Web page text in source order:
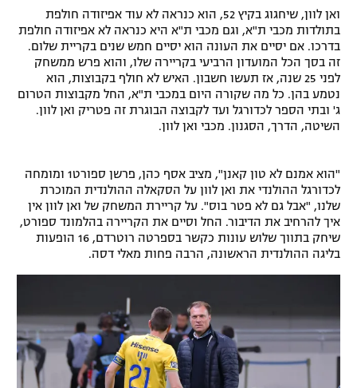
תנאי שימוש
מדיניות פרטיות
רשיון להקרנה פומבית לבית עסק
הצטרפות לחבילת הערוצים
לוח דרושים – ג'ובנט
המגזין
ספורט אתגרי ואקסטרים
אומנויות לחימה
גיימינג E-Sports
ואן לוון, שיחגוג בקיץ 52, הוא כנראה לא עוד אפיזודה חולפת
בתולדות מכבי ת"א, וגם מכבי ת"א היא כנראה לא אפיזודה חולפת
בדרכו. אם יסיים את העונה הוא יסיים חמש שנים בקריית שלום.
זה בסך הכל המועדון הרביעי בקריירה שלו, והוא פרש ממשחק
לפני 25 שנה, אז תעשו חשבון. האיש לא חולף בקבוצות, הוא
נטמע בהן. כל מה שקורה היום במכבי ת"א, החל מקבוצות הטרום
ג' ובתי הספר לכדורגל ועד לקבוצה הבוגרת זה פטריק ואן לוון.
השיטה, הדרך, הסגנון. מכבי ואן לוון.
"הוא אמנם לא טון קאנן", מציב אסף כהן, פרשן ספורט1 ומומחה
לכדורגל ההולנדי את ואן לוון על הסקאלה ההולנדית המוכרת
שלנו, "אבל גם לא פטר בוס". על קריירת המשחק של ואן לוון אין
איך להרחיב את הדיבור. החל וסיים את הקריירה בהלמונד ספורט,
שיחק בתווך שלוש עונות כקשר בספרטה רוטרדם, 16 הופעות
בליגה ההולנדית הראשונה, הרבה פחות מאלי דסה.